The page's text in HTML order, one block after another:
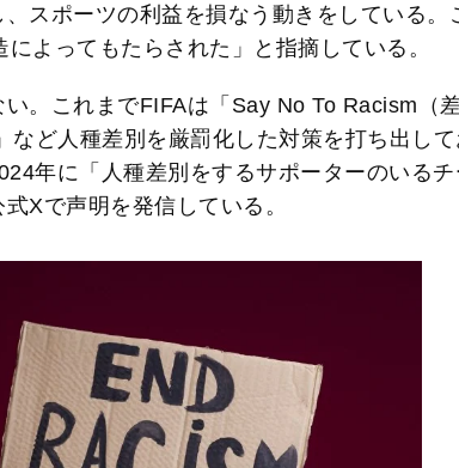
スポーツの利益を損なう動きをしている。
よってもたらされた」と指摘している。
。これまでFIFAは「Say No To Racism（
など人種差別を厳罰化した対策を打ち出して
年に「人種差別をするサポーターのいる
Xで声明を発信している。